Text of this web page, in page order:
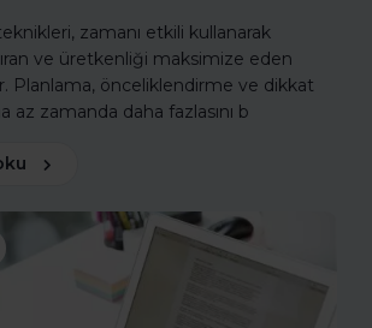
zamanı etkili kullanarak
ve üretkenliği maksimize eden
Planlama, önceliklendirme ve dikkat
az zamanda daha fazlasını b